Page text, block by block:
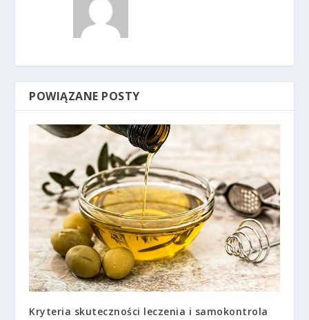
POWIĄZANE POSTY
Kryteria skuteczności leczenia i samokontrola